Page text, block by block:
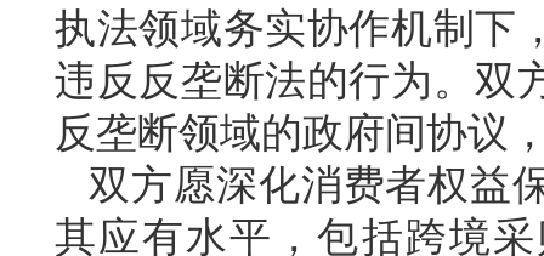
执法领域务实协作机制下
违反反垄断法的行为。双
反垄断领域的政府间协议
双方愿深化消费者权益
其应有水平，包括跨境